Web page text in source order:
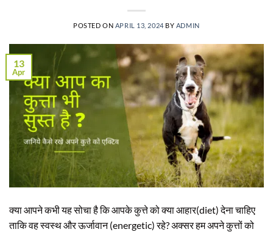
POSTED ON APRIL 13, 2024 BY ADMIN
13
Apr
क्या आपने कभी यह सोचा है कि आपके कुत्ते को क्या आहार(diet) देना चाहिए
ताकि वह स्वस्थ और ऊर्जावान (energetic) रहे? अक्सर हम अपने कुत्तों को